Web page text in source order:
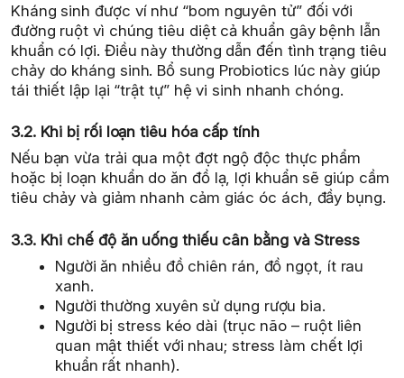
Kháng sinh được ví như “bom nguyên tử” đối với
đường ruột vì chúng tiêu diệt cả khuẩn gây bệnh lẫn
khuẩn có lợi. Điều này thường dẫn đến tình trạng tiêu
chảy do kháng sinh. Bổ sung Probiotics lúc này giúp
tái thiết lập lại “trật tự” hệ vi sinh nhanh chóng.
3.2. Khi bị rối loạn tiêu hóa cấp tính
Nếu bạn vừa trải qua một đợt ngộ độc thực phẩm
hoặc bị loạn khuẩn do ăn đồ lạ, lợi khuẩn sẽ giúp cầm
tiêu chảy và giảm nhanh cảm giác óc ách, đầy bụng.
3.3. Khi chế độ ăn uống thiếu cân bằng và Stress
Người ăn nhiều đồ chiên rán, đồ ngọt, ít rau
xanh.
Người thường xuyên sử dụng rượu bia.
Người bị stress kéo dài (trục não – ruột liên
quan mật thiết với nhau; stress làm chết lợi
khuẩn rất nhanh).